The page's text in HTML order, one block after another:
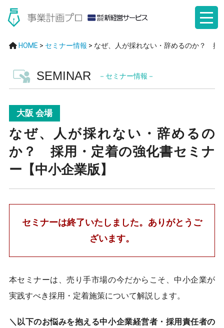
HOME > セミナー情報 > なぜ、人が採れない・辞めるのか？ 採
SEMINAR －セミナー情報－
大阪 会場
なぜ、人が採れない・辞めるの
か？ 採用・定着の強化書セミナ
ー【中小企業版】
セミナーは終了いたしました。ありがとうご
ざいます。
本セミナーは、売り手市場の今だからこそ、中小企業が
実践すべき採用・定着施策について解説します。
＼以下のお悩みを抱える中小企業経営者・採用責任者の